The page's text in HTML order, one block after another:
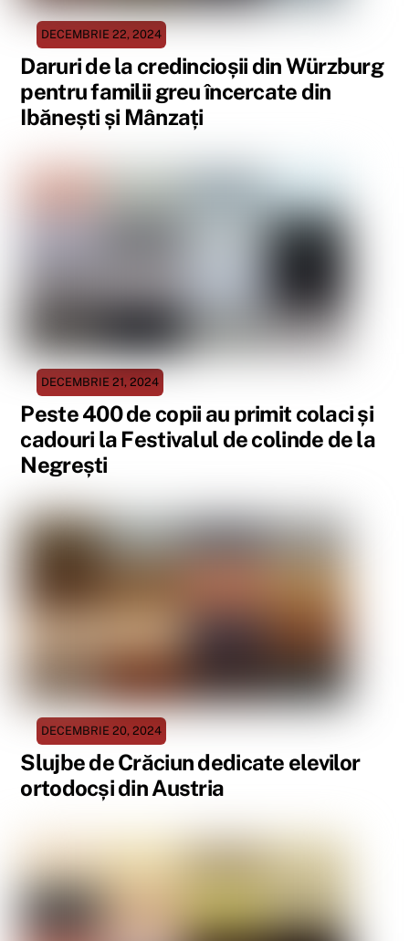
DECEMBRIE 22, 2024
Daruri de la credincioșii din Würzburg
pentru familii greu încercate din
Ibănești și Mânzați
DECEMBRIE 21, 2024
Peste 400 de copii au primit colaci și
cadouri la Festivalul de colinde de la
Negrești
DECEMBRIE 20, 2024
Slujbe de Crăciun dedicate elevilor
ortodocși din Austria